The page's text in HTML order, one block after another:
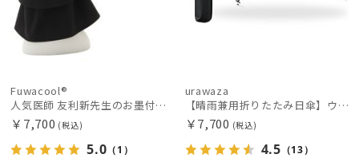
Fuwacool®
人気医師 友利新先生のお墨付き！【遮光100％帽子】フワクール® (Fuwacool®) 日差しを完全遮断バッククロスハット 遮光100 UV100
￥7,700 (税込)
5.0 （1）
urawaza
【晴雨兼用折りたたみ日傘】ウラワザ（urawaza） 無地 55㎝ 折りたたみ傘 晴雨兼用 100%遮光 UV100%
￥7,700 (税込)
4.5 （13）